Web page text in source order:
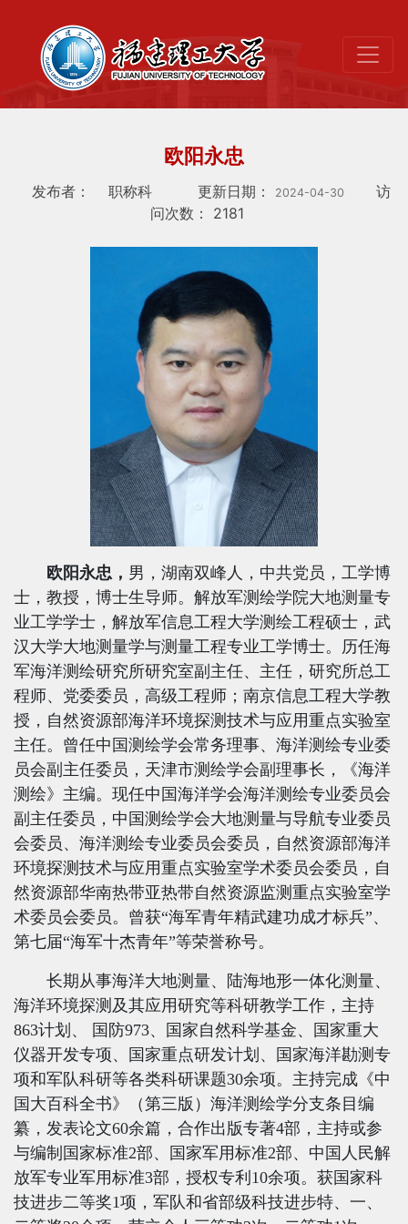
欧阳永忠
发布者： 职称科 更新日期： 2024-04-30
访
问次数： 2181
欧阳永忠， 男，湖南双峰人，中共党员，工学博
士，教授，博士生导师。解放军测绘学院大地测量专
业工学学士，解放军信息工程大学测绘工程硕士，武
汉大学大地测量学与测量工程专业工学博士。历任海
军海洋测绘研究所研究室副主任、主任，研究所总工
程师、党委委员，高级工程师；南京信息工程大学教
授，自然资源部海洋环境探测技术与应用重点实验室
主任。曾任中国测绘学会常务理事、海洋测绘专业委
员会副主任委员，天津市测绘学会副理事长，《海洋
测绘》主编。现任中国海洋学会海洋测绘专业委员会
副主任委员，中国测绘学会大地测量与导航专业委员
会委员、海洋测绘专业委员会委员，自然资源部海洋
环境探测技术与应用重点实验室学术委员会委员，自
然资源部华南热带亚热带自然资源监测重点实验室学
术委员会委员。曾获“海军青年精武建功成才标兵”、
第七届“海军十杰青年”等荣誉称号。
长期从事海洋大地测量、陆海地形一体化测量、
海洋环境探测及其应用研究等科研教学工作，主持
863计划、 国防973、国家自然科学基金、国家重大
仪器开发专项、国家重点研发计划、国家海洋勘测专
项和军队科研等各类科研课题30余项。主持完成《中
国大百科全书》（第三版）海洋测绘学分支条目编
纂，发表论文60余篇，合作出版专著4部，主持或参
与编制国家标准2部、国家军用标准2部、中国人民解
放军专业军用标准3部，授权专利 10余项。获国家科
技进步二等奖1项，军队和省部级科技进步特、一、